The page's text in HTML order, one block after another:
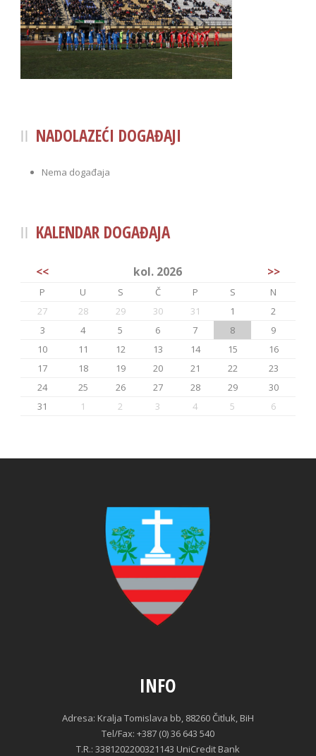
NADOLAZEĆI DOGAĐAJI
Nema događaja
KALENDAR DOGAĐAJA
<< kol. 2026 >>
P U S Č P S
N
27
28 29 30 31 1
2
3
4 5 6 7 8
9
10
11 12 13 14 15
16
17
18 19 20 21 22
23
24
25 26 27 28 29
30
31
1 2 3 4 5 6
INFO
Adresa: Kralja Tomislava bb, 88260 Čitluk, BiH
Tel/Fax: +387 (0) 36 643 540
T.R.: 3381202200321143 UniCredit Bank